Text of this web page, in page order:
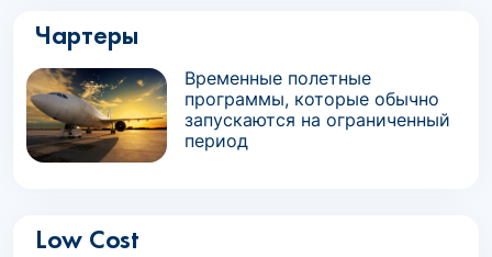
Чартеры
Временные полетные
программы, которые обычно
запускаются на ограниченный
период
Low Cost